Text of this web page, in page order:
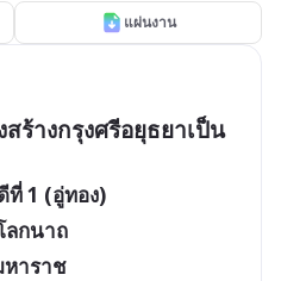
แผ่นงาน
ร้างกรุงศรีอยุธยาเป็น
ที่ 1 (อู่ทอง)
ลกนาถ
หาราช